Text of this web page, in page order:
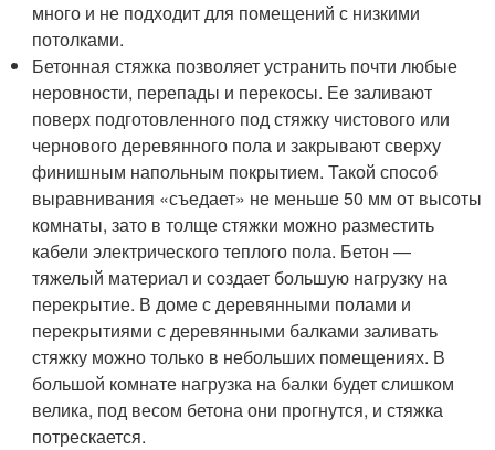
много и не подходит для помещений с низкими
потолками.
Бетонная стяжка позволяет устранить почти любые
неровности, перепады и перекосы. Ее заливают
поверх подготовленного под стяжку чистового или
чернового деревянного пола и закрывают сверху
финишным напольным покрытием. Такой способ
выравнивания «съедает» не меньше 50 мм от высоты
комнаты, зато в толще стяжки можно разместить
кабели электрического теплого пола. Бетон —
тяжелый материал и создает большую нагрузку на
перекрытие. В доме с деревянными полами и
перекрытиями с деревянными балками заливать
стяжку можно только в небольших помещениях. В
большой комнате нагрузка на балки будет слишком
велика, под весом бетона они прогнутся, и стяжка
потрескается.